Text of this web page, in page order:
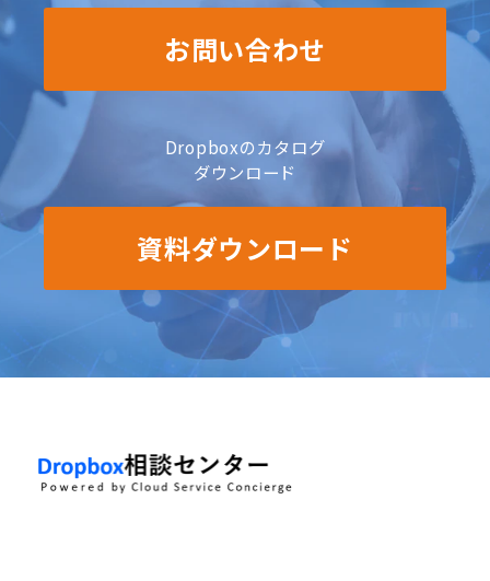
お問い合わせ
Dropboxのカタログ
ダウンロード
資料ダウンロード